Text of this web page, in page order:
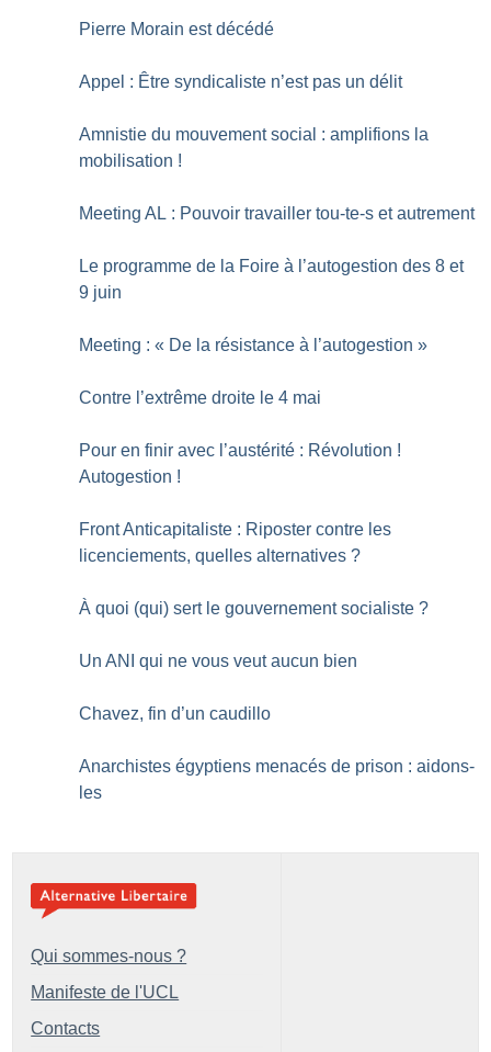
Pierre Morain est décédé
Appel : Être syndicaliste n’est pas un délit
Amnistie du mouvement social : amplifions la
mobilisation !
Meeting AL : Pouvoir travailler tou-te-s et autrement
Le programme de la Foire à l’autogestion des 8 et
9 juin
Meeting : « De la résistance à l’autogestion »
Contre l’extrême droite le 4 mai
Pour en finir avec l’austérité : Révolution !
Autogestion !
Front Anticapitaliste : Riposter contre les
licenciements, quelles alternatives ?
À quoi (qui) sert le gouvernement socialiste ?
Un ANI qui ne vous veut aucun bien
Chavez, fin d’un caudillo
Anarchistes égyptiens menacés de prison : aidons-
les
Qui sommes-nous ?
Manifeste de l'UCL
Contacts